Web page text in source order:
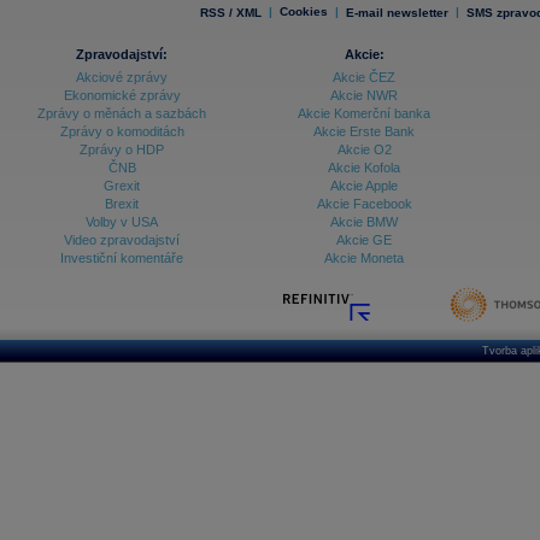
RSS / XML | Cookies | E-mail newsletter | SMS
Zpravodajství:
Akciové zprávy
Ekonomické zprávy
Zprávy o měnách a sazbách
Zprávy o komoditách
Zprávy o HDP
ČNB
Grexit
Brexit
Volby v USA
Video zpravodajství
Investiční komentáře
Akcie:
Akcie ČEZ
Akcie NWR
Akcie Komerční banka
Akcie Erste Bank
Akcie O2
Akcie Kofola
Akcie Apple
Akcie Facebook
Akcie BMW
Akcie GE
Akcie Moneta
Tvorba